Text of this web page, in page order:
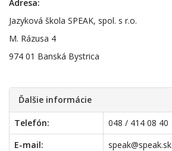
Adresa:
Jazyková škola SPEAK, spol. s r.o.
M. Rázusa 4
974 01 Banská Bystrica
Ďalšie informácie
Telefón:
048 / 414 08 40
E-mail:
speak@speak.sk